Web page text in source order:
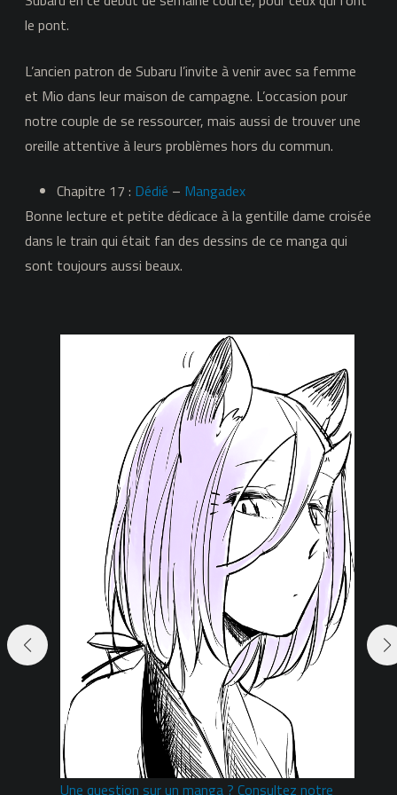
le pont.
L’ancien patron de Subaru l’invite à venir avec sa femme
et Mio dans leur maison de campagne. L’occasion pour
notre couple de se ressourcer, mais aussi de trouver une
oreille attentive à leurs problèmes hors du commun.
Chapitre 17 : Dédié – Mangadex
Bonne lecture et petite dédicace à la gentille dame croisée
dans le train qui était fan des dessins de ce manga qui
sont toujours aussi beaux.
Une question sur un manga ? Consultez notre